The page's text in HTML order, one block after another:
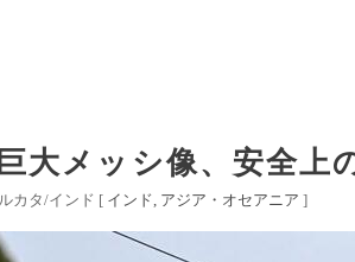
大メッシ像、安全上
カタ/インド [ インド アジア・オセアニア ]